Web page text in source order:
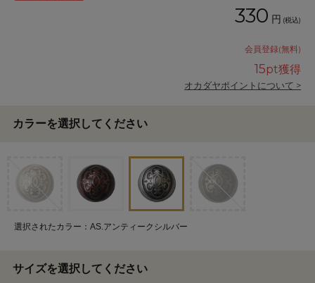
330 円 (税込)
会員登録(無料)
15pt獲得
オカダヤポイントについて >
カラーを選択してください
選択されたカラー：AS.アンティークシルバー
サイズを選択してください